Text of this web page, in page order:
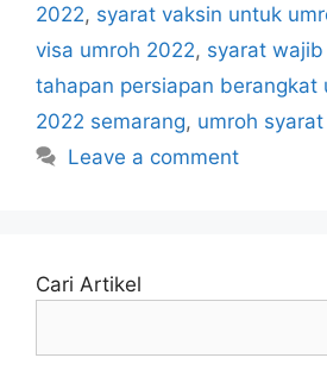
2022, syarat vaksin untuk
visa umroh 2022, syarat
tahapan persiapan berangkat
2022 semarang, umroh
Leave a comment
Cari Artikel